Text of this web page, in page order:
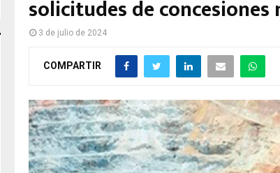
solicitudes de concesiones
3 de julio de 2024
COMPARTIR